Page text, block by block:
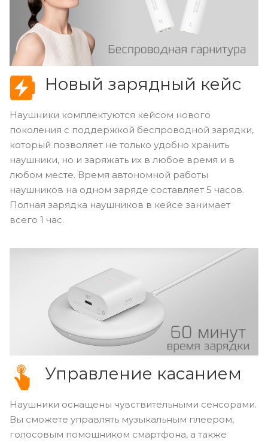
Новый зарядный кейс
Наушники комплектуются кейсом нового
поколения с поддержкой беспроводной зарядки,
который позволяет не только удобно хранить
наушники, но и заряжать их в любое время и в
любом месте. Время автономной работы
наушников на одном заряде составляет 5 часов.
Полная зарядка наушников в кейсе занимает
всего 1 час.
Управление касанием
Наушники оснащены чувствительными сенсорами.
Вы сможете управлять музыкальным плеером,
голосовым помощником смартфона, а также